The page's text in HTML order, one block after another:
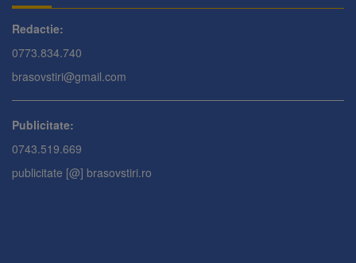
Redactie:
0773.834.740
brasovstiri@gmail.com
Publicitate:
0743.519.669
publicitate [@] brasovstiri.ro